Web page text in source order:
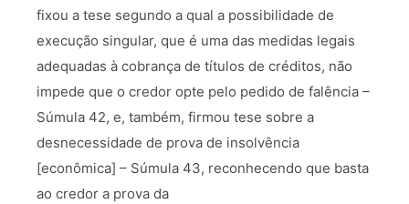
fixou a tese segundo a qual a possibilidade de
execução singular, que é uma das medidas legais
adequadas à cobrança de títulos de créditos, não
impede que o credor opte pelo pedido de falência –
Súmula 42, e, também, firmou tese sobre a
desnecessidade de prova de insolvência
[econômica] – Súmula 43, reconhecendo que basta
ao credor a prova da